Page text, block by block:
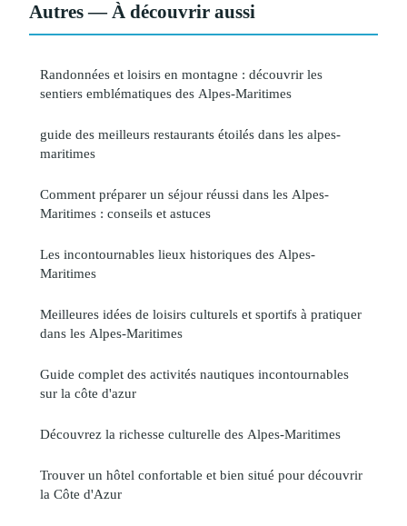
Autres — À découvrir aussi
Randonnées et loisirs en montagne : découvrir les
sentiers emblématiques des Alpes-Maritimes
guide des meilleurs restaurants étoilés dans les alpes-
maritimes
Comment préparer un séjour réussi dans les Alpes-
Maritimes : conseils et astuces
Les incontournables lieux historiques des Alpes-
Maritimes
Meilleures idées de loisirs culturels et sportifs à pratiquer
dans les Alpes-Maritimes
Guide complet des activités nautiques incontournables
sur la côte d'azur
Découvrez la richesse culturelle des Alpes-Maritimes
Trouver un hôtel confortable et bien situé pour découvrir
la Côte d'Azur